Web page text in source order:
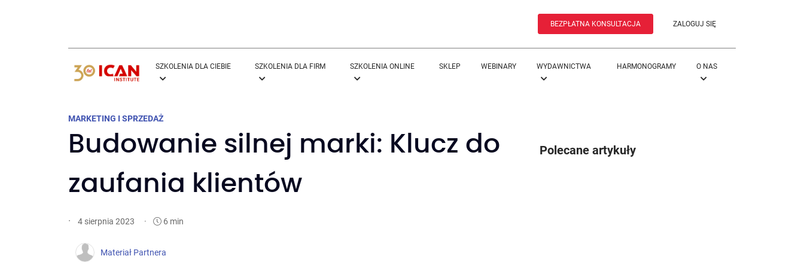
BEZPŁATNA KONSULTACJA ZALOGUJ SIĘ
SZKOLENIA DLA CIEBIE SZKOLENIA DLA FIRM SZKOLENIA ONLINE SKLEP WEBINARY WYDAWNICTWA HARMONOGRAMY O NAS
MARKETING I SPRZEDAŻ
Budowanie silnej marki: Klucz do
zaufania klientów
· 4 sierpnia 2023 · 6 min
Materiał Partnera
Polecane artykuły